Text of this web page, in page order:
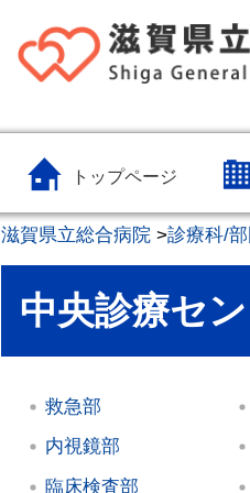
トップページ
滋賀県立総合病院 >診療科/部
中央診療セ
救急部
内視鏡部
臨床検査部